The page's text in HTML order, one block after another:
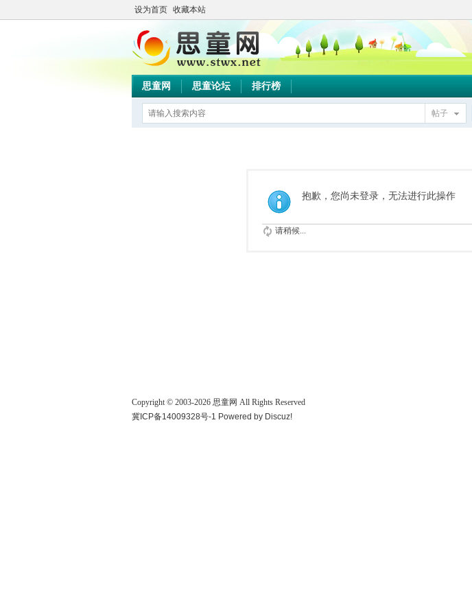
设为首页 收藏本站
思童网 思童论坛 排行榜
帖子
抱歉，您尚未登录，无法进行此操作
请稍候...
Copyright © 2003-2026 思童网 All Rights Reserved
冀ICP备14009328号-1 Powered by Discuz!